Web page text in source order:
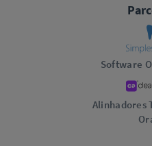
Software
Alinhadores